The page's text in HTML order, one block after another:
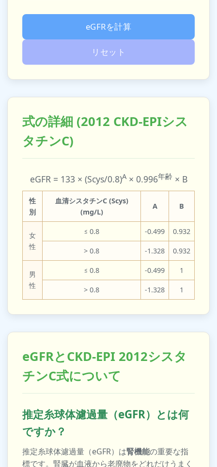
eGFRを計算
リセット
式の詳細 (2012 CKD-EPIシス
タチンC)
eGFR = 133 × (Scys/0.8)A× 0.996年齢 × B
性
別
血清シスタチンC (Scys)
(mg/L)
A B
女
性
≤ 0.8 -0.499 0.932
> 0.8 -1.328 0.932
男
性
≤ 0.8 -0.499 1
> 0.8 -1.328 1
eGFRとCKD-EPI 2012シスタ
チンC式について
推定糸球体濾過量（eGFR）とは何
ですか？
推定糸球体濾過量（eGFR）は腎機能の重要な指
標です。腎臓が血液から老廃物をどれだけうまく